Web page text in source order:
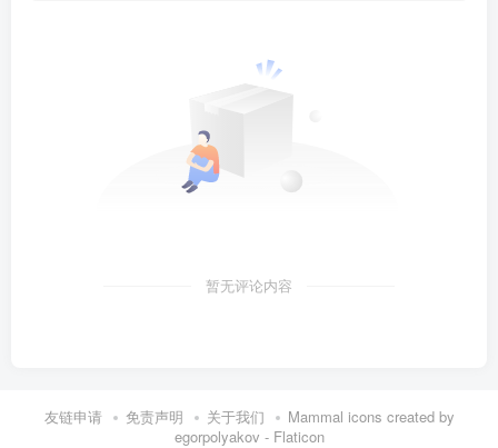
暂无评论内容
友链申请 免责声明 关于我们
Mammal icons created by
egorpolyakov - Flaticon